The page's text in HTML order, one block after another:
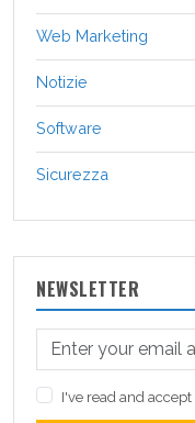
Web Marketing
Notizie
Software
Sicurezza
NEWSLETTER
I've read and accept